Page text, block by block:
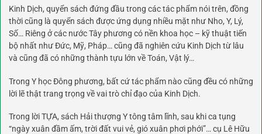
Kinh Dịch, quyển sách đứng đầu trong các tác phẩm nói trên, đồng
thời cũng là quyển sách được ứng dụng nhiều mặt như Nho, Y, Lý,
Số… Riêng ở các nước Tây phương có nền khoa học – kỹ thuật tiến
bộ nhất như Đức, Mỹ, Pháp… cũng đã nghiên cứu Kinh Dịch từ lâu
và cũng đã có những thành tựu lớn về Toán, Vật lý…
Trong Y học Đông phương, bất cứ tác phẩm nào cũng đều có những
lời lẽ thật trang trọng về vai trò chỉ đạo của Kinh Dịch.
Trong lời TỰA, sách Hải thượng Y tông tâm lĩnh, sau khi ca tụng
“ngày xuân đầm ấm, trời đất vui vẻ, gió xuân phơi phới”… cụ Lê Hữu